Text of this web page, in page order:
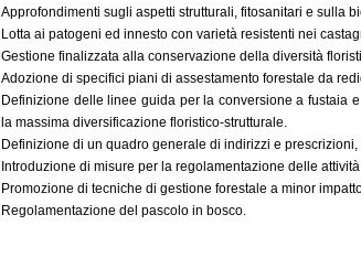
Approfondimenti sugli aspetti strutturali, fitosanitari e sulla
Lotta ai patogeni ed innesto con varietà resistenti nei
Gestione finalizzata alla conservazione della diversità
Adozione di specifici piani di assestamento forestale da
Definizione delle linee guida per la conversione a fustaia
la massima diversificazione floristico-strutturale.
Definizione di un quadro generale di indirizzi e
Introduzione di misure per la regolamentazione delle
Promozione di tecniche di gestione forestale a minor
Regolamentazione del pascolo in bosco.